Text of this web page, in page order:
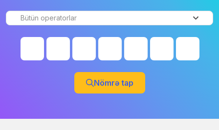
Bütün operatorlar
Nömrə tap